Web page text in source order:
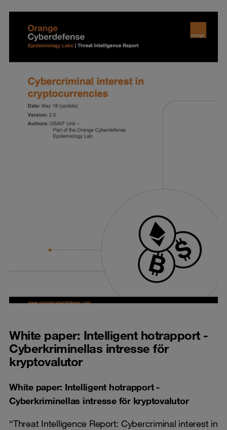
White paper: Intelligent hotrapport -
Cyberkriminellas intresse för
kryptovalutor
White paper: Intelligent hotrapport -
Cyberkriminellas intresse för kryptovalutor
“Threat Intelligence Report: Cybercriminal interest in